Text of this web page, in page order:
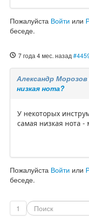
Пожалуйста Войти или
беседе.
7 года 4 мес. назад
Александр Морозов
низкая нота?
У некоторых
самая низкая нота -
Пожалуйста Войти или
беседе.
1